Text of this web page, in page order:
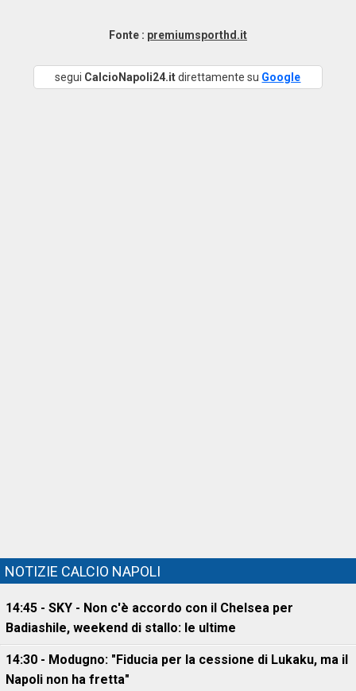
Fonte : premiumsporthd.it
segui CalcioNapoli24.itdirettamente su Google
NOTIZIE CALCIO NAPOLI
14:45 - SKY - Non c'è accordo con il Chelsea per
Badiashile, weekend di stallo: le ultime
14:30 - Modugno: "Fiducia per la cessione di Lukaku, ma il
Napoli non ha fretta"